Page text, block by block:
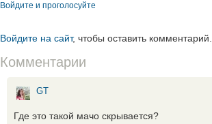
Войдите и проголосуйте
Войдите на сайт, чтобы оставить комментарий.
Комментарии
GT
Где это такой мачо скрывается?